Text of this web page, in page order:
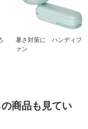
暑さ対策に ハンディフ
ァン
商品も見てい